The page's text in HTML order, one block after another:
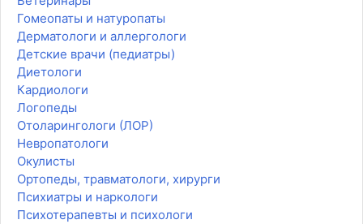
Гомеопаты и натуропаты
Дерматологи и аллергологи
Детские врачи (педиатры)
Диетологи
Кардиологи
Логопеды
Отоларингологи (ЛОР)
Невропатологи
Окулисты
Ортопеды, травматологи, хирурги
Психиатры и наркологи
Психотерапевты и психологи